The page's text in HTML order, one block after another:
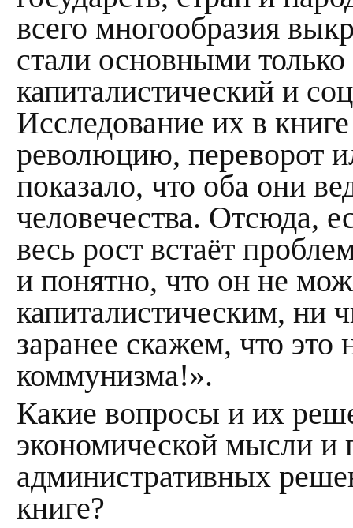
всего многообразия
стали основными только
капиталистический и
Исследование их в
революцию, переворот
показало, что оба они
человечества. Отсюда,
весь рост встаёт
и понятно, что он не
капиталистическим, ни
заранее скажем, что это
коммунизма!».
Какие вопросы и их
экономической мысли и
административных
книге?